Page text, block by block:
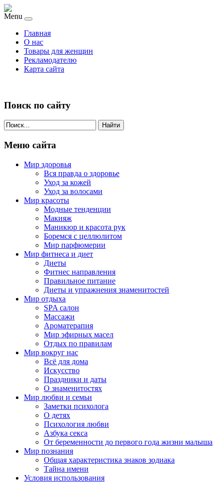
Menu
Главная
О нас
Товары для женщин
Рекламодателю
Карта сайта
Поиск по сайту
Найти
Меню сайта
Мир здоровья
Вся правда о здоровье
Уход за кожей
Уход за волосами
Мир красоты
Модные тенденции
Макияж
Маникюр и красота рук
Боремся с целлюлитом
Мир парфюмерии
Мир фитнеса и диет
Диеты
Фитнес направления
Правильное питание
Диеты и упражнения знаменитостей
Мир отдыха
SPA салон
Массажи
Ароматерапия
Мир эфирных масел
Отдых по правилам
Мир вокруг нас
Всё для дома
Искусство
Праздники и даты
О знаменитостях
Мир любви и семьи
Заметки психолога
О детях
Психология любви
Азбука секса
От беременности до первого года жизни малыша
Мир познания
Общая характеристика знаков зодиака
Тайна имени
Условия использования